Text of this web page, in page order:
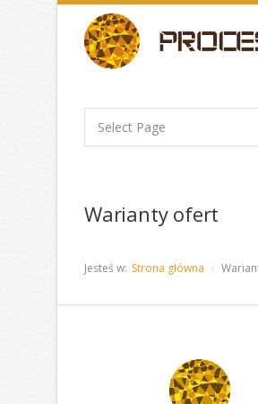
Warianty ofert
Jesteś w: Strona główna